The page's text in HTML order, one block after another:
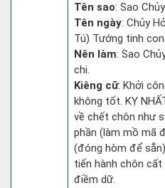
Tên sao: Sao Chủy
Tên ngày: Chủy
Tú) Tướng tinh
Nên làm: Sao
chi.
Kiêng cữ: Khởi
không tốt. KỴ
về chết chôn như
phần (làm mồ mã
(đóng hòm để
tiến hành chôn
điềm dữ.